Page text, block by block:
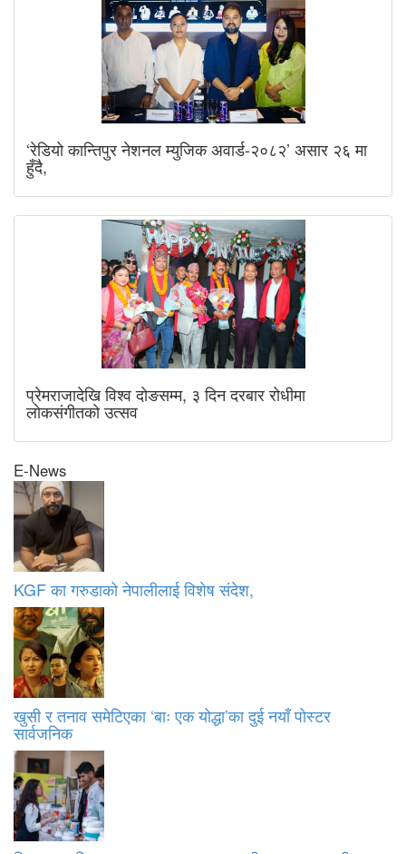
‘रेडियो कान्तिपुर नेशनल म्युजिक अवार्ड-२०८२’ असार २६ मा
हुँदै,
प्रेमराजादेखि विश्व दोङसम्म, ३ दिन दरबार रोधीमा
लोकसंगीतको उत्सव
E-News
KGF का गरुडाको नेपालीलाई विशेष संदेश,
खुसी र तनाव समेटिएका ‘बाः एक योद्धा’का दुई नयाँ पोस्टर
सार्वजनिक